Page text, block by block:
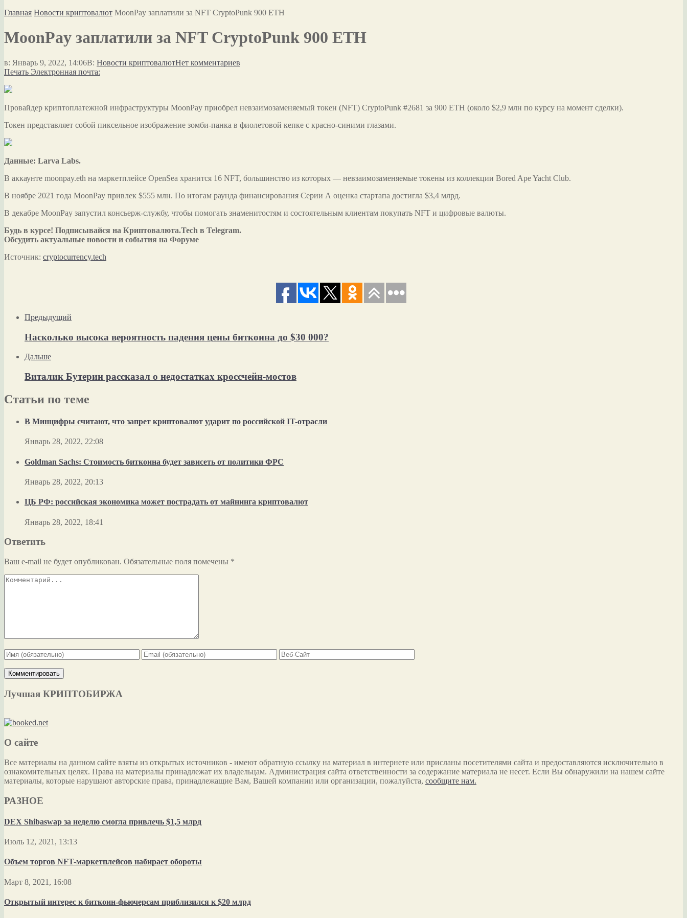
Главная Новости криптовалют MoonPay заплатили за NFT CryptoPunk 900 ETH
MoonPay заплатили за NFT CryptoPunk 900 ETH
в: Январь 9, 2022, 14:06В: Новости криптовалютНет комментариев
Печать Электронная почта:
Провайдер криптоплатежной инфраструктуры MoonPay приобрел невзаимозаменяемый токен (NFT) CryptoPunk #2681 за 900 ETH (около $2,9 млн по курсу на момент сделки).
Токен представляет собой пиксельное изображение зомби-панка в фиолетовой кепке с красно-синими глазами.
Данные: Larva Labs.
В аккаунте moonpay.eth на маркетплейсе OpenSea хранится 16 NFT, большинство из которых — невзаимозаменяемые токены из коллекции Bored Ape Yacht Club.
В ноябре 2021 года MoonPay привлек $555 млн. По итогам раунда финансирования Серии А оценка стартапа достигла $3,4 млрд.
В декабре MoonPay запустил консьерж-службу, чтобы помогать знаменитостям и состоятельным клиентам покупать NFT и цифровые валюты.
Будь в курсе! Подписывайся на Криптовалюта.Tech в Telegram.
Обсудить актуальные новости и события на Форуме
Источник: cryptocurrency.tech
Предыдущий
Насколько высока вероятность падения цены биткоина до $30 000?
Дальше
Виталик Бутерин рассказал о недостатках кроссчейн-мостов
Статьи по теме
В Минцифры считают, что запрет криптовалют ударит по российской IT-отрасли
Январь 28, 2022, 22:08
Goldman Sachs: Стоимость биткоина будет зависеть от политики ФРС
Январь 28, 2022, 20:13
ЦБ РФ: российская экономика может пострадать от майнинга криптовалют
Январь 28, 2022, 18:41
Ответить
Ваш e-mail не будет опубликован. Обязательные поля помечены *
Лучшая КРИПТОБИРЖА
О сайте
Все материалы на данном сайте взяты из открытых источников - имеют обратную ссылку на материал в интернете или присланы посетителями сайта и предоставляются исключительно в
ознакомительных целях. Права на материалы принадлежат их владельцам. Администрация сайта ответственности за содержание материала не несет. Если Вы обнаружили на нашем сайте
материалы, которые нарушают авторские права, принадлежащие Вам, Вашей компании или организации, пожалуйста, сообщите нам.
РАЗНОЕ
DEX Shibaswap за неделю смогла привлечь $1,5 млрд
Июль 12, 2021, 13:13
Объем торгов NFT-маркетплейсов набирает обороты
Март 8, 2021, 16:08
Открытый интерес к биткоин-фьючерсам приблизился к $20 млрд